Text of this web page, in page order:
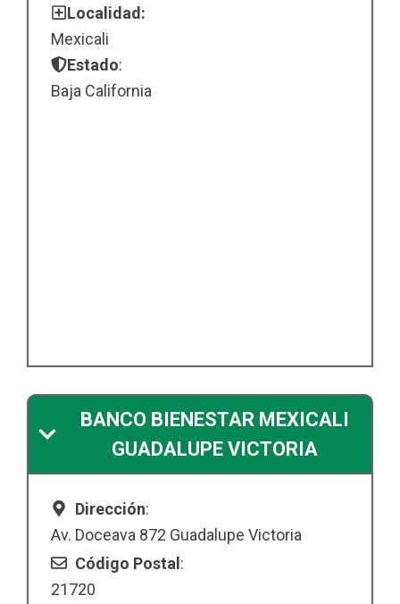
Localidad:
Mexicali
Estado:
Baja California
BANCO BIENESTAR MEXICALI
GUADALUPE VICTORIA
Dirección:
Av. Doceava 872 Guadalupe Victoria
Código Postal:
21720